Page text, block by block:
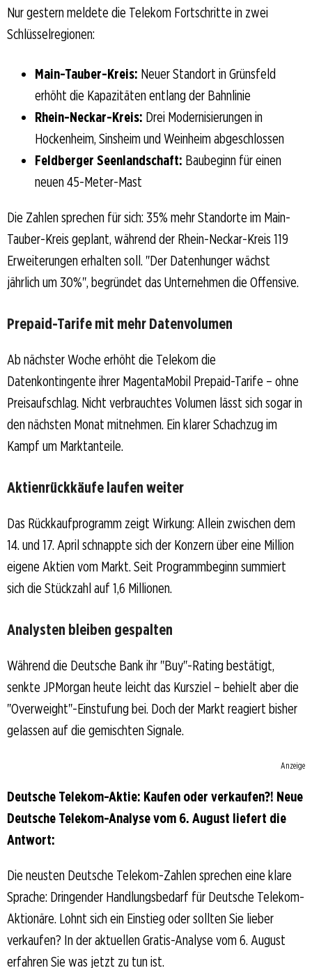
Nur gestern meldete die Telekom Fortschritte in zwei
Schlüsselregionen:
Main-Tauber-Kreis: Neuer Standort in Grünsfeld
erhöht die Kapazitäten entlang der Bahnlinie
Rhein-Neckar-Kreis: Drei Modernisierungen in
Hockenheim, Sinsheim und Weinheim abgeschlossen
Feldberger Seenlandschaft: Baubeginn für einen
neuen 45-Meter-Mast
Die Zahlen sprechen für sich: 35% mehr Standorte im Main-
Tauber-Kreis geplant, während der Rhein-Neckar-Kreis 119
Erweiterungen erhalten soll. "Der Datenhunger wächst
jährlich um 30%", begründet das Unternehmen die Offensive.
Prepaid-Tarife mit mehr Datenvolumen
Ab nächster Woche erhöht die Telekom die
Datenkontingente ihrer MagentaMobil Prepaid-Tarife – ohne
Preisaufschlag. Nicht verbrauchtes Volumen lässt sich sogar in
den nächsten Monat mitnehmen. Ein klarer Schachzug im
Kampf um Marktanteile.
Aktienrückkäufe laufen weiter
Das Rückkaufprogramm zeigt Wirkung: Allein zwischen dem
14. und 17. April schnappte sich der Konzern über eine Million
eigene Aktien vom Markt. Seit Programmbeginn summiert
sich die Stückzahl auf 1,6 Millionen.
Analysten bleiben gespalten
Während die Deutsche Bank ihr "Buy"-Rating bestätigt,
senkte JPMorgan heute leicht das Kursziel – behielt aber die
"Overweight"-Einstufung bei. Doch der Markt reagiert bisher
gelassen auf die gemischten Signale.
Anzeige
Deutsche Telekom-Aktie: Kaufen oder verkaufen?! Neue
Deutsche Telekom-Analyse vom 6. August liefert die
Antwort:
Die neusten Deutsche Telekom-Zahlen sprechen eine klare
Sprache: Dringender Handlungsbedarf für Deutsche Telekom-
Aktionäre. Lohnt sich ein Einstieg oder sollten Sie lieber
verkaufen? In der aktuellen Gratis-Analyse vom 6. August
erfahren Sie was jetzt zu tun ist.